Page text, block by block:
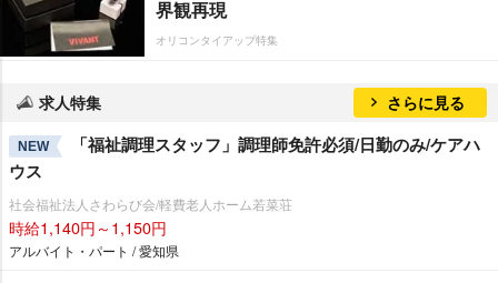
界観再現
オリコンタイアップ特集
求人特集 さらに見る
NEW
「福祉調理スタッフ」調理師免許必須/日勤のみ/ケアハ
ウス
社会福祉法人さわらび会/軽費老人ホーム若菜荘
時給1,140円～1,150円
アルバイト・パート / 愛知県